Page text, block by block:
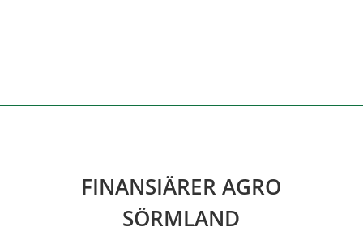
FINANSIÄRER AGRO
SÖRMLAND